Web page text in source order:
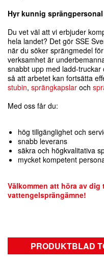
Hyr kunnig
Du vet väl att vi erbjuder
hela landet? Det gör SSE
när du söker sprängmedel
verksamhet är
snabbt upp med ladd-
så att arbetet kan fortsätta
stubin, sprängkapslar och
Med oss får du:
hög tillgänglighet och
snabb leverans
säkra och högkvalitativa
mycket kompetent
Välkommen att höra av
vattengelsprängämne!
PRODUKTBLAD